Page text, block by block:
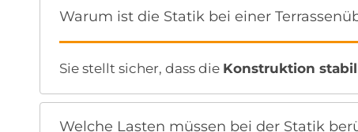
Warum ist die Statik bei einer
Sie stellt sicher, dass die Konstruktion
Welche Lasten müssen bei der Statik